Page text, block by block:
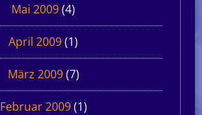
Mai 2009(4)
April 2009(1)
März 2009(7)
Februar 2009(1)